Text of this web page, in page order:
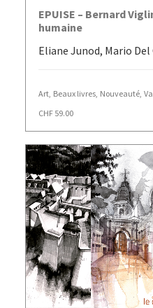
EPUISE – Bernard
humaine
Eliane Junod, Mario
Art, Beaux livres, Nouveauté,
CHF 59.00